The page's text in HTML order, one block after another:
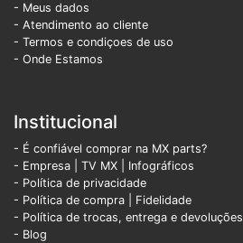
- Meus dados
- Atendimento ao cliente
- Termos e condiçoes de uso
- Onde Estamos
Institucional
- É confiável comprar na MX parts?
- Empresa
TV MX
Infográficos
- Política de privacidade
- Política de compra | Fidelidade
- Política de trocas, entrega e devoluções
- Blog